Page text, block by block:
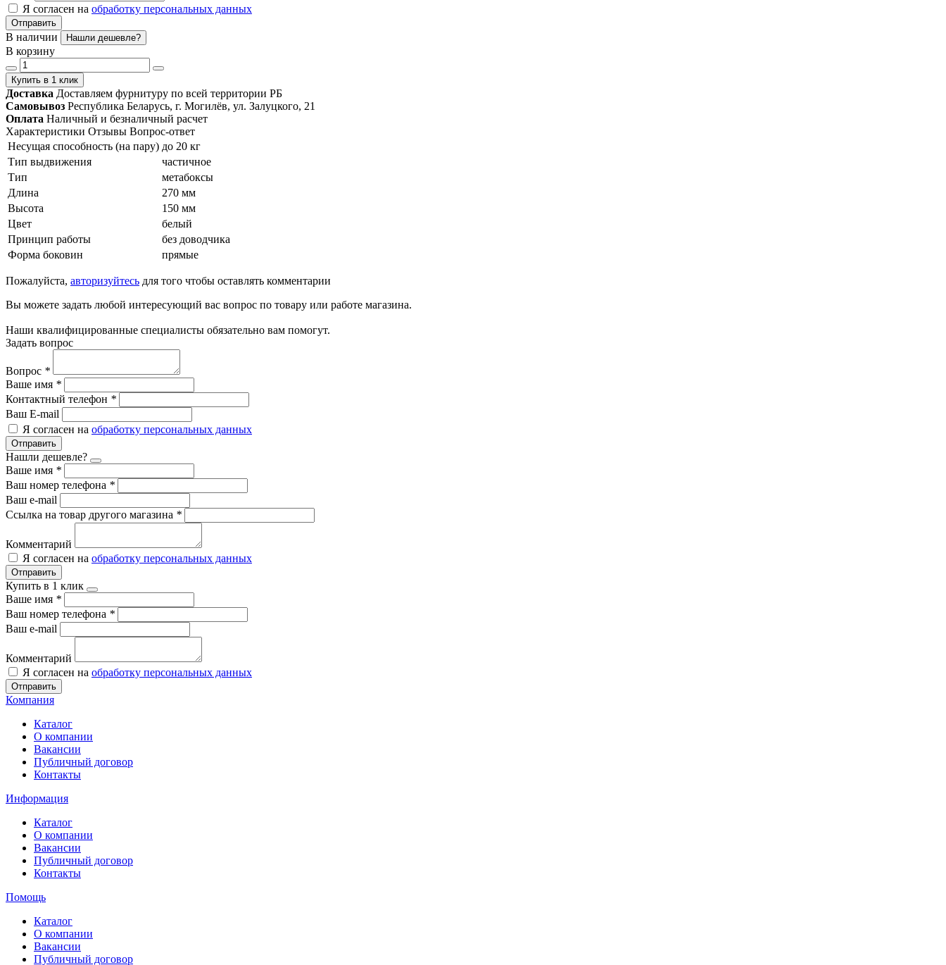
Я согласен на обработку персональных данных
Отправить
В наличии Нашли дешевле?
В корзину
Купить в 1 клик
Доставка Доставляем фурнитуру по всей территории РБ
Самовывоз Республика Беларусь, г. Могилёв, ул. Залуцкого, 21
Оплата Наличный и безналичный расчет
Характеристики Отзывы Вопрос-ответ
Несущая способность (на пару) до 20 кг
Тип выдвижения
частичное
Тип
метабоксы
Длина
270 мм
Высота
150 мм
Цвет
белый
Принцип работы
без доводчика
Форма боковин
прямые
Пожалуйста, авторизуйтесь для того чтобы оставлять комментарии
Вы можете задать любой интересующий вас вопрос по товару или работе магазина.
Наши квалифицированные специалисты обязательно вам помогут.
Задать вопрос
Вопрос *
Ваше имя *
Контактный телефон *
Ваш E-mail
Я согласен на обработку персональных данных
Отправить
Нашли дешевле?
Ваше имя *
Ваш номер телефона *
Ваш e-mail
Ссылка на товар другого магазина *
Комментарий
Я согласен на обработку персональных данных
Отправить
Купить в 1 клик
Ваше имя *
Ваш номер телефона *
Ваш e-mail
Комментарий
Я согласен на обработку персональных данных
Отправить
Компания
Каталог
О компании
Вакансии
Публичный договор
Контакты
Информация
Каталог
О компании
Вакансии
Публичный договор
Контакты
Помощь
Каталог
О компании
Вакансии
Публичный договор